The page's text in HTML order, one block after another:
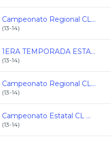
Campeonato Regional CL 2026
(13-14)
1ERA TEMPORADA ESTATAL LIGA DORADA CL 2026
(13-14)
Campeonato Regional CL 2026
(13-14)
Campeonato Estatal CL Oaxaca 2026
(13-14)